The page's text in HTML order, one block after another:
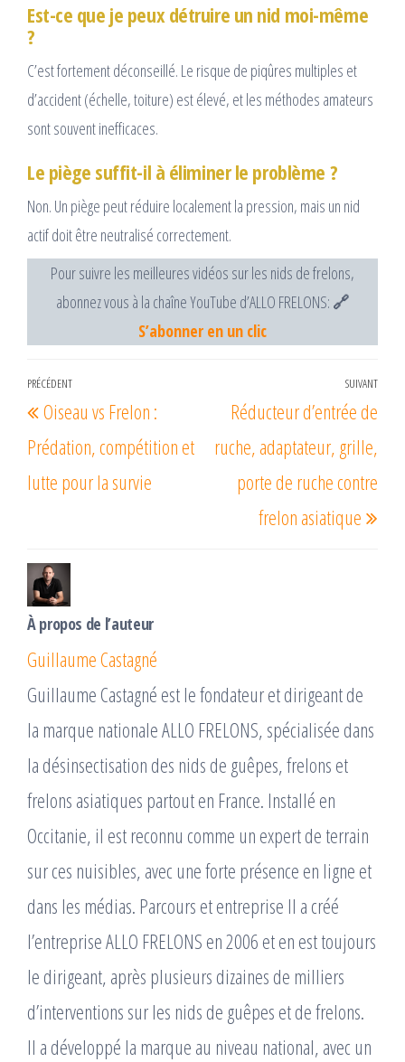
Est-ce que je peux détruire un nid moi-même
?
C’est fortement déconseillé. Le risque de piqûres multiples et
d’accident (échelle, toiture) est élevé, et les méthodes amateurs
sont souvent inefficaces.
Le piège suffit-il à éliminer le problème ?
Non. Un piège peut réduire localement la pression, mais un nid
actif doit être neutralisé correctement.
Pour suivre les meilleures vidéos sur les nids de frelons,
abonnez vous à la chaîne YouTube d’ALLO FRELONS: 🔗
S’abonner en un clic
Navigation
de
l’article
Article
précédent
PRÉCÉDENT
Oiseau vs Frelon :
Prédation, compétition et
lutte pour la survie
SUIVANT
Réducteur d’entrée de
ruche, adaptateur, grille,
porte de ruche contre
frelon asiatique
À propos de l’auteur
Guillaume Castagné
Guillaume Castagné est le fondateur et dirigeant de
la marque nationale ALLO FRELONS, spécialisée dans
la désinsectisation des nids de guêpes, frelons et
frelons asiatiques partout en France. Installé en
Occitanie, il est reconnu comme un expert de terrain
sur ces nuisibles, avec une forte présence en ligne et
dans les médias. Parcours et entreprise Il a créé
l’entreprise ALLO FRELONS en 2006 et en est toujours
le dirigeant, après plusieurs dizaines de milliers
d’interventions sur les nids de guêpes et de frelons. ​
Il a développé la marque au niveau national, avec un